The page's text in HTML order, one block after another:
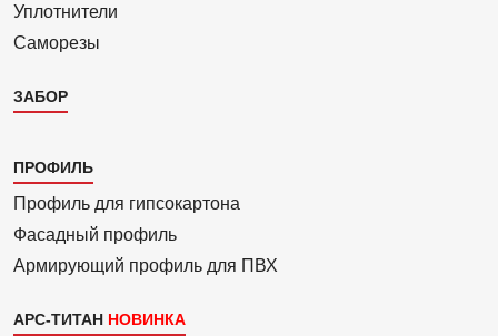
Уплотнители
Саморезы
ЗАБОР
Каталог
3
ПРОФИЛЬ
Профиль для гипсо­картона
Фасадный профиль
Армиру­ю­щий профиль для ПВХ
АРС-ТИТАН